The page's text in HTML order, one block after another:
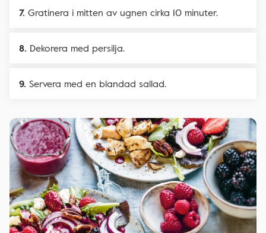
Gratinera i mitten av ugnen cirka 10 minuter.
Dekorera med persilja.
Servera med en blandad sallad.